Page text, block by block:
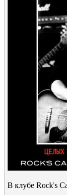
В клубе Rock's